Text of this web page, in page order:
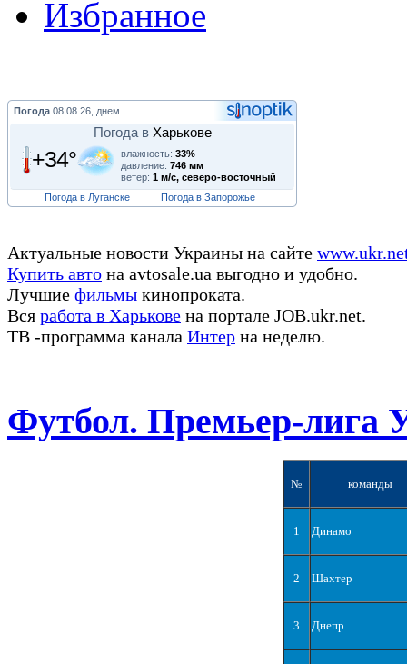
Избранное
Погода 08.08.26, днем
Погода в Харькове
+34° влажность: 33%
давление: 746 мм
ветер: 1 м/с, северо-восточный
Погода в Луганске
Погода в Запорожье
Актуальные новости Украины на сайте
Купить авто на avtosale.ua выгодно и удобно.
Лучшие фильмы кинопроката.
Вся работа в Харькове на портале JOB.ukr.net.
ТВ -программа канала Интер на неделю.
Футбол. Премьер-лига
№ команды
1 Динамо
2 Шахтер
3 Днепр